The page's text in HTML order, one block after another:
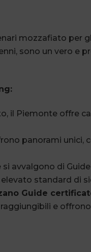
mozzafiato per
sono un vero e
il Piemonte offre
panorami unici,
avvalgono di
standard di
Guide
e